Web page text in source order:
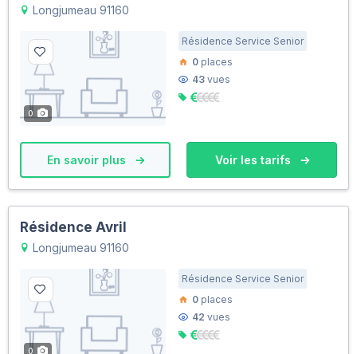
Longjumeau 91160
0
Résidence Service Senior
0 places
43 vues
En savoir plus Voir les tarifs
Résidence Avril
Longjumeau 91160
0
Résidence Service Senior
0 places
42 vues